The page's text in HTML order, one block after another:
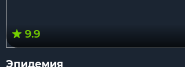
9.9
Эпидемия